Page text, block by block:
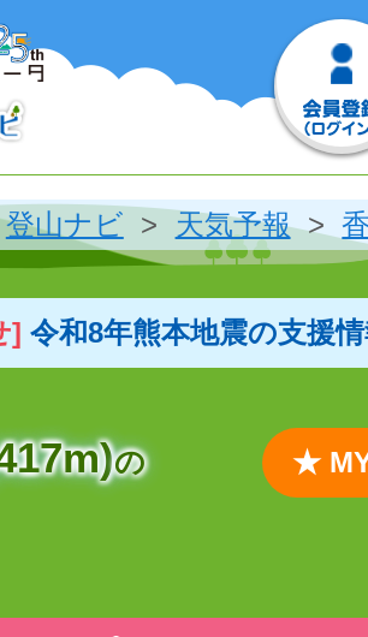
登山ナビ 天気予報
] 令和8年熊本地震の支援
の
★